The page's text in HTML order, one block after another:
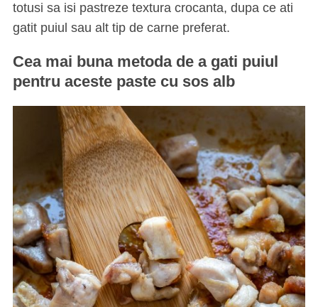
totusi sa isi pastreze textura crocanta, dupa ce ati
gatit puiul sau alt tip de carne preferat.
Cea mai buna metoda de a gati puiul
pentru aceste paste cu sos alb